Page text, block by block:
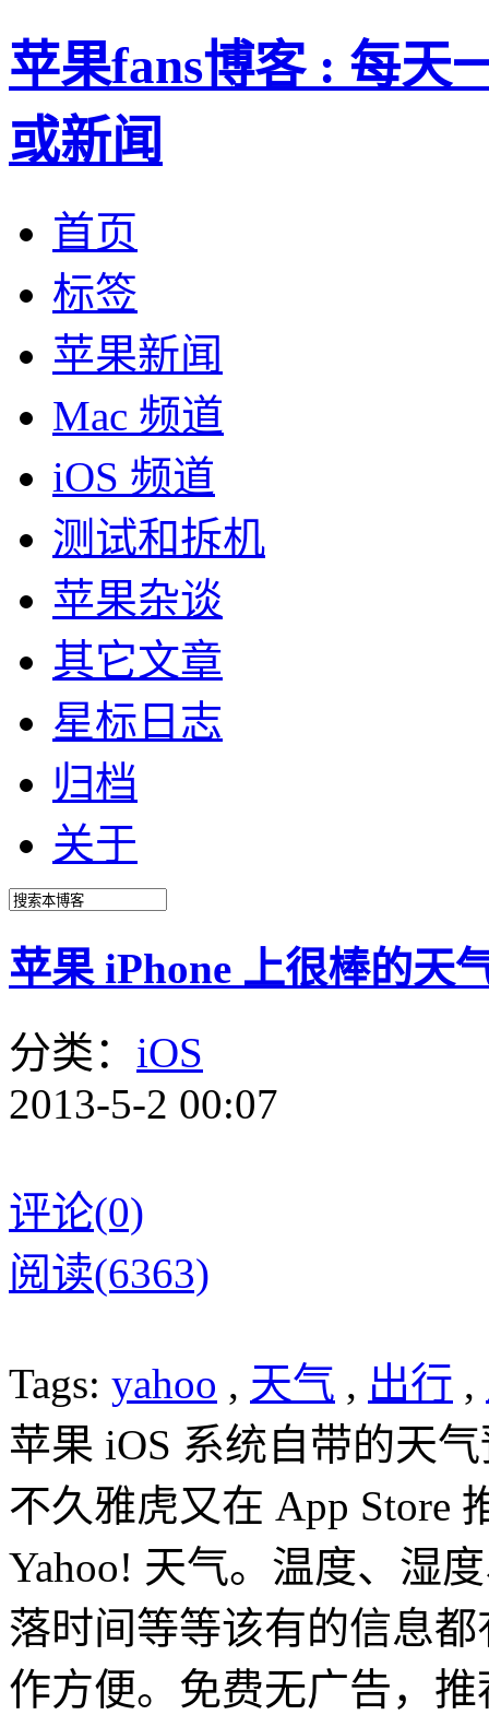
苹果fans博客 : 每天
或新闻
首页
标签
苹果新闻
Mac 频道
iOS 频道
测试和拆机
苹果杂谈
其它文章
星标日志
归档
关于
苹果 iPhone 上很棒的天
分类： iOS
2013-5-2 00:07
评论(0)
阅读(6363)
Tags: yahoo , 天气 , 出行 ,
苹果 iOS 系统自带的天
不久雅虎又在 App Store
Yahoo! 天气。温度、湿
落时间等等该有的信息
作方便。免费无广告，